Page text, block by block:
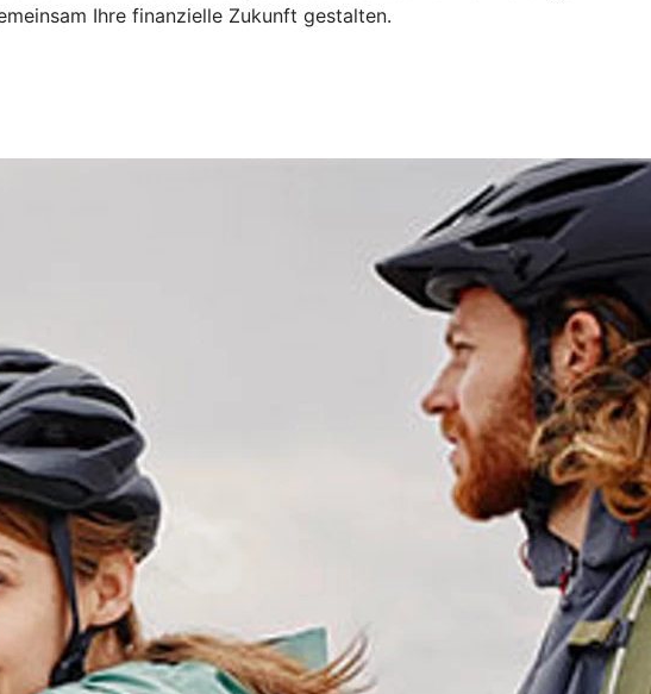
Ihre finanzielle Zukunft gestalten.